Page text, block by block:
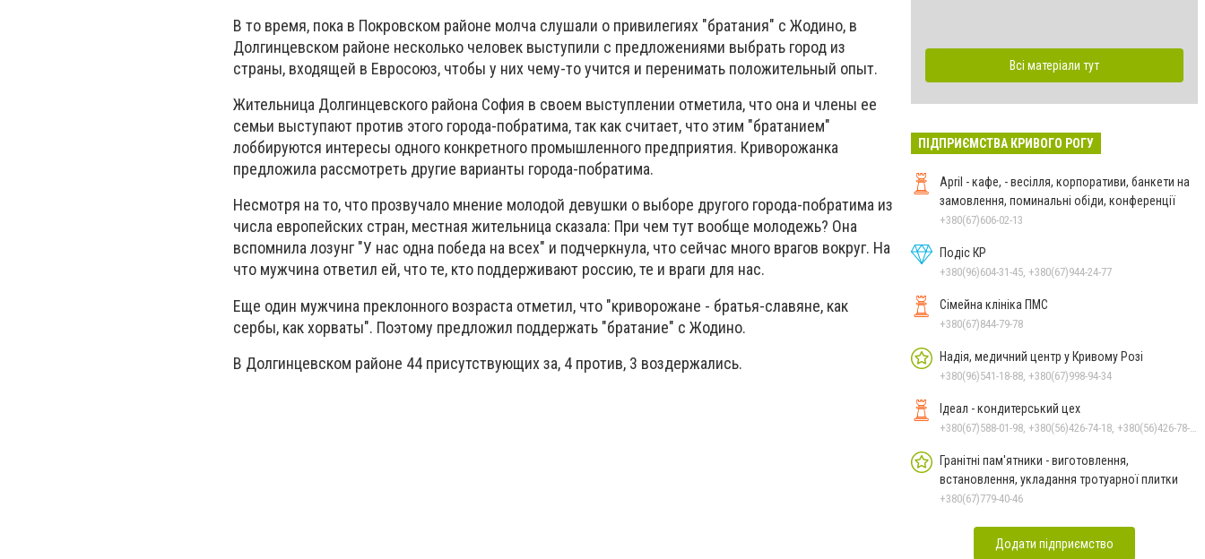
В то время, пока в Покровском районе молча слушали о привилегиях "братания" с Жодино, в
Долгинцевском районе несколько человек выступили с предложениями выбрать город из
страны, входящей в Евросоюз, чтобы у них чему-то учится и перенимать положительный опыт.
Жительница Долгинцевского района София в своем выступлении отметила, что она и члены ее
семьи выступают против этого города-побратима, так как считает, что этим "братанием"
лоббируются интересы одного конкретного промышленного предприятия. Криворожанка
предложила рассмотреть другие варианты города-побратима.
Несмотря на то, что прозвучало мнение молодой девушки о выборе другого города-побратима из
числа европейских стран, местная жительница сказала: При чем тут вообще молодежь? Она
вспомнила лозунг "У нас одна победа на всех" и подчеркнула, что сейчас много врагов вокруг. На
что мужчина ответил ей, что те, кто поддерживают россию, те и враги для нас.
Еще один мужчина преклонного возраста отметил, что "криворожане - братья-славяне, как
сербы, как хорваты". Поэтому предложил поддержать "братание" с Жодино.
В Долгинцевском районе 44 присутствующих за, 4 против, 3 воздержались.
Всі матеріали тут
ПІДПРИЄМСТВА КРИВОГО РОГУ
April - кафе, - весілля, корпоративи, банкети на
замовлення, поминальні обіди, конференції
+380(67)606-02-13
Подіс КР
+380(96)604-31-45, +380(67)944-24-77
Сімейна клініка ПМС
+380(67)844-79-78
Надія, медичний центр у Кривому Розі
+380(96)541-18-88, +380(67)998-94-34
Ідеал - кондитерський цех
Гранітні пам'ятники - виготовлення,
встановлення, укладання тротуарної плитки
+380(67)779-40-46
Додати підприємство